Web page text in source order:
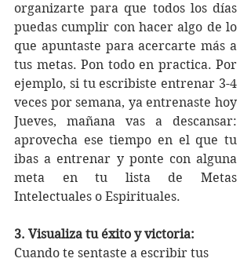
organizarte para que todos los días
puedas cumplir con hacer algo de lo
que apuntaste para acercarte más a
tus metas. Pon todo en practica. Por
ejemplo, si tu escribiste entrenar 3-4
veces por semana, ya entrenaste hoy
Jueves, mañana vas a descansar:
aprovecha ese tiempo en el que tu
ibas a entrenar y ponte con alguna
meta en tu lista de Metas
Intelectuales o Espirituales.
3. Visualiza tu éxito y victoria:
Cuando te sentaste a escribir tus